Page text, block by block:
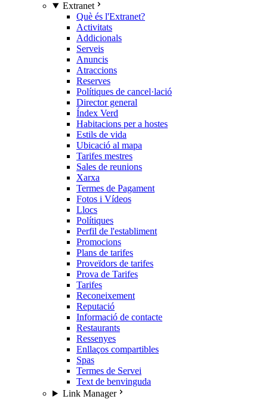
Extranet
Què és l'Extranet?
Activitats
Addicionals
Serveis
Anuncis
Atraccions
Reserves
Polítiques de cancel·lació
Director general
Índex Verd
Habitacions per a hostes
Estils de vida
Ubicació al mapa
Tarifes mestres
Sales de reunions
Xarxa
Termes de Pagament
Fotos i Vídeos
Llocs
Polítiques
Perfil de l'establiment
Promocions
Plans de tarifes
Proveïdors de tarifes
Prova de Tarifes
Tarifes
Reconeixement
Reputació
Informació de contacte
Restaurants
Ressenyes
Enllaços compartibles
Spas
Termes de Servei
Text de benvinguda
Link Manager